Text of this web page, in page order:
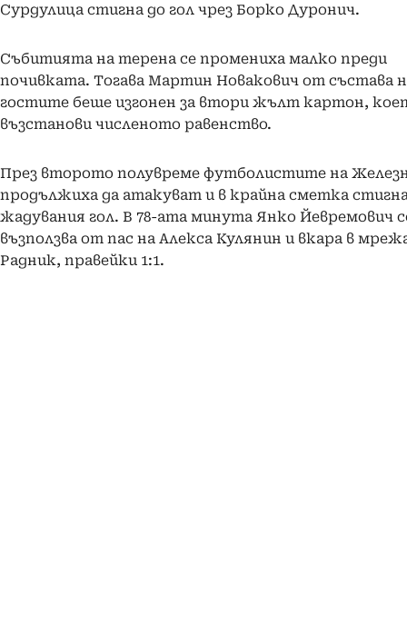
Сурдулица стигна до гол чрез Борко Дуронич.
Събитията на терена се промениха малко преди
почивката. Тогава Мартин Новакович от състава
гостите беше изгонен за втори жълт картон,
възстанови численото равенство.
През второто полувреме футболистите на
продължиха да атакуват и в крайна сметка
жадувания гол. В 78-ата минута Янко Йевремович
възползва от пас на Алекса Кулянин и вкара в
Радник, правейки 1:1.